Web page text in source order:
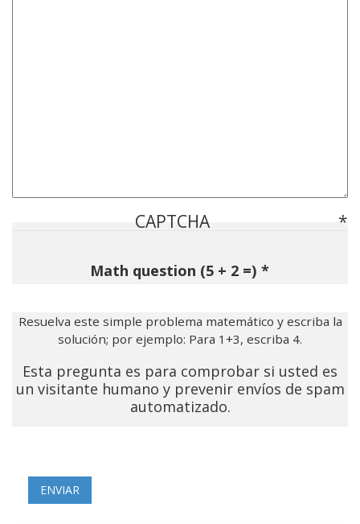
CAPTCHA
Math question (5 + 2 =)
Resuelva este simple problema matemático y escriba la
solución; por ejemplo: Para 1+3, escriba 4.
Esta pregunta es para comprobar si usted es
un visitante humano y prevenir envíos de spam
automatizado.